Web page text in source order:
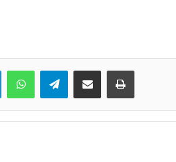
LinkedInWhatsAppTelegramShare via Email Print